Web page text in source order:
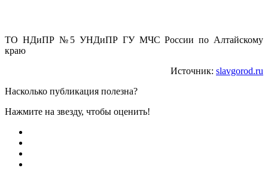
ТО НДиПР №5 УНДиПР ГУ МЧС России по Алтайскому
краю
Источник: slavgorod.ru
Насколько публикация полезна?
Нажмите на звезду, чтобы оценить!